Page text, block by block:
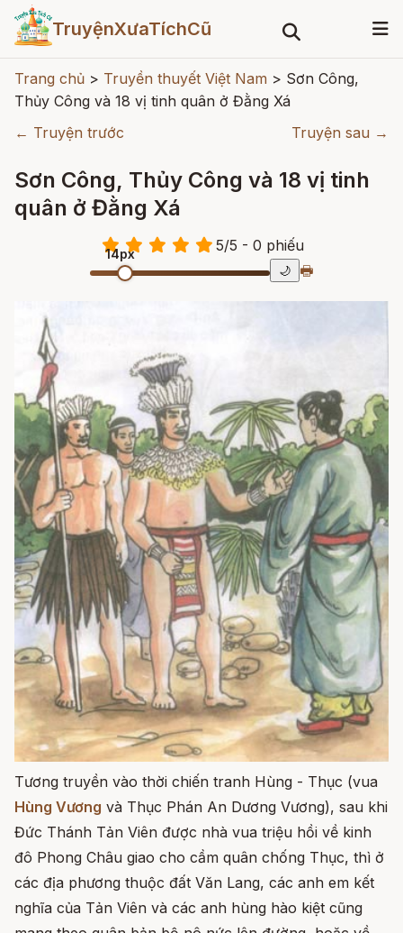
TruyệnXưaTíchCũ
Trang chủ > Truyền thuyết Việt Nam > Sơn Công,
Thủy Công và 18 vị tinh quân ở Đằng Xá
← Truyện trước
Truyện sau →
Sơn Công, Thủy Công và 18 vị tinh
quân ở Đằng Xá
5/5 - 0 phiếu
14px
🌙 🖶
Tương truyền vào thời chiến tranh Hùng - Thục (vua
Hùng Vương và Thục Phán An Dương Vương), sau khi
Đức Thánh Tản Viên được nhà vua triệu hồi về kinh
đô Phong Châu giao cho cầm quân chống Thục, thì ở
các địa phương thuộc đất Văn Lang, các anh em kết
nghĩa của Tản Viên và các anh hùng hào kiệt cũng